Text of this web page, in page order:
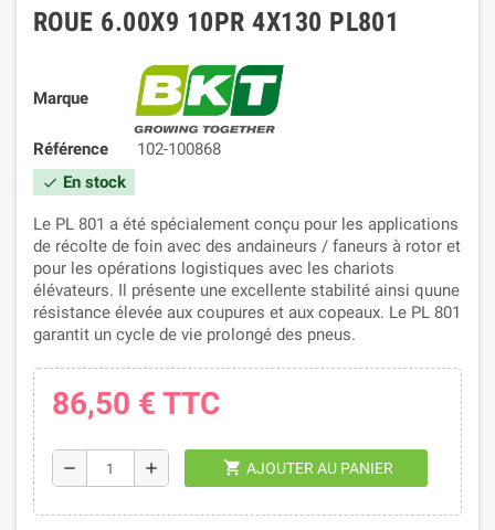
ROUE 6.00X9 10PR 4X130 PL801
Marque
Référence 102-100868
check En stock
Le PL 801 a été spécialement conçu pour les applications
de récolte de foin avec des andaineurs / faneurs à rotor et
pour les opérations logistiques avec les chariots
élévateurs. Il présente une excellente stabilité ainsi quune
résistance élevée aux coupures et aux copeaux. Le PL 801
garantit un cycle de vie prolongé des pneus.
86,50 € TTC
remove add shopping_cart AJOUTER AU PANIER